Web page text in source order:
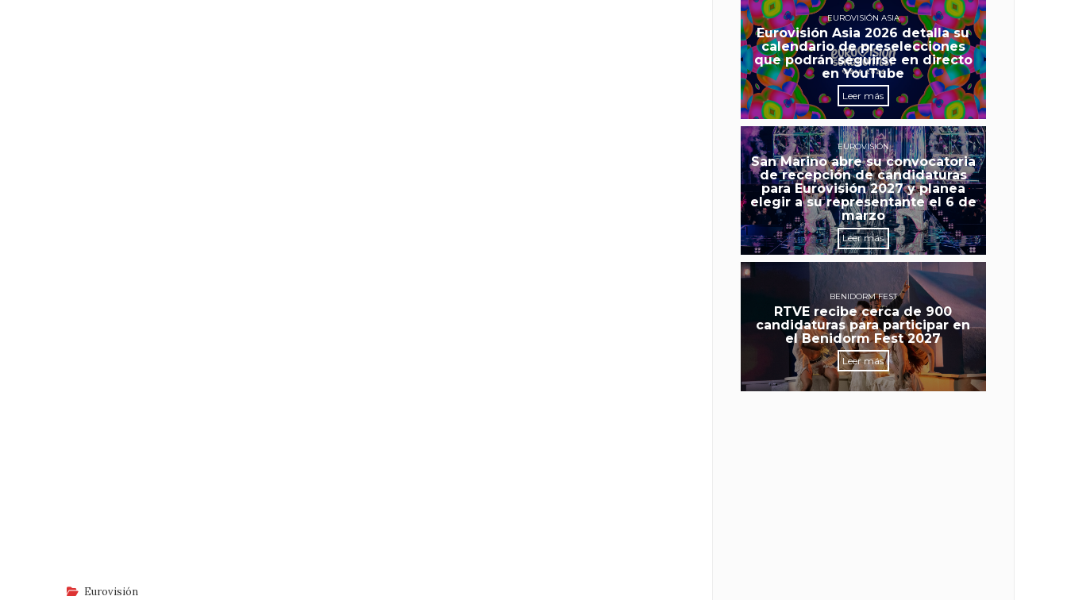
Eurovisión
EUROVISIÓN ASIA
Eurovisión Asia 2026 detalla su
calendario de preselecciones
que podrán seguirse en directo
en YouTube
Leer más
EUROVISIÓN
San Marino abre su convocatoria
de recepción de candidaturas
para Eurovisión 2027 y planea
elegir a su representante el 6 de
marzo
Leer más
BENIDORM FEST
RTVE recibe cerca de 900
candidaturas para participar en
el Benidorm Fest 2027
Leer más